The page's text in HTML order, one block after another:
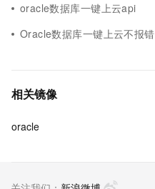
oracle数据库一键上云api
Oracle数据库一键上云不报错
相关镜像
oracle